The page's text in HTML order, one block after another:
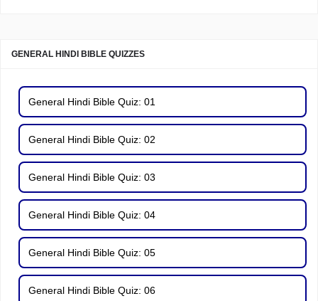
GENERAL HINDI BIBLE QUIZZES
General Hindi Bible Quiz: 01
General Hindi Bible Quiz: 02
General Hindi Bible Quiz: 03
General Hindi Bible Quiz: 04
General Hindi Bible Quiz: 05
General Hindi Bible Quiz: 06